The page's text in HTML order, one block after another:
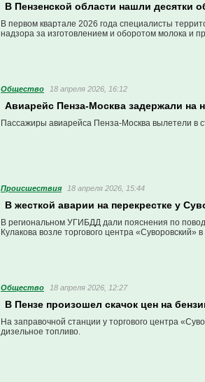
В Пензенской области нашли десятки
В первом квартале 2026 года специалисты
надзора за изготовлением и оборотом молока и
Общество 18 апреля 2026, 16:12
Авиарейс Пенза-Москва задержали на
Пассажиры авиарейса Пенза-Москва вылетели в
Проиcшествия 18 апреля 2026, 15:44
В жесткой аварии на перекрестке у
В региональном УГИБДД дали пояснения по
Кулакова возле торгового центра «Суворовский»
Общество 18 апреля 2026, 12:27
В Пензе произошел скачок цен на
На заправочной станции у торгового центра
дизельное топливо.